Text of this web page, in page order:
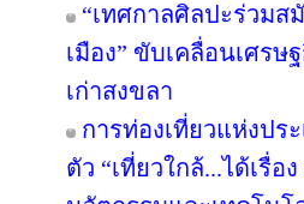
“เทศกาลศิลปะร่วมส
เมือง” ขับเคลื่อนเศรษ
เก่าสงขลา
การท่องเที่ยวแห่งปร
ตัว “เที่ยวใกล้...ได้เรื่อ